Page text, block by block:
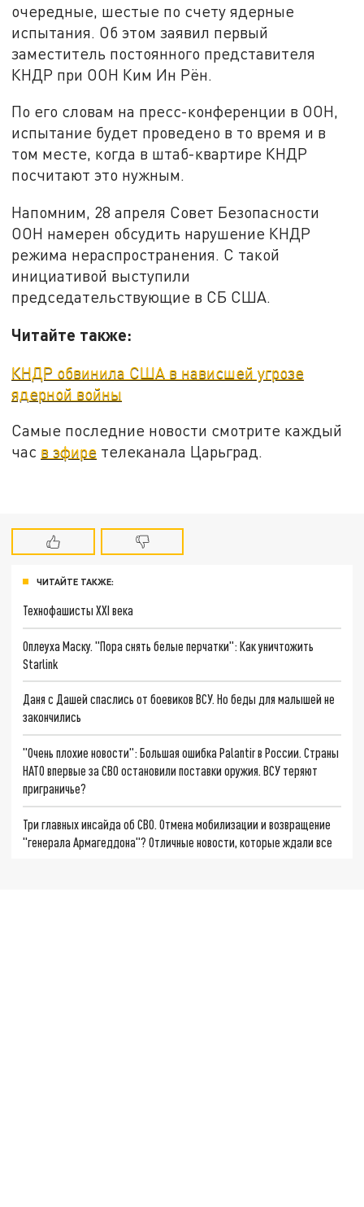
очередные, шестые по счету ядерные
испытания. Об этом заявил первый
заместитель постоянного представителя
КНДР при ООН Ким Ин Рён.
По его словам на пресс-конференции в ООН,
испытание будет проведено в то время и в
том месте, когда в штаб-квартире КНДР
посчитают это нужным.
Напомним, 28 апреля Совет Безопасности
ООН намерен обсудить нарушение КНДР
режима нераспространения. С такой
инициативой выступили
председательствующие в СБ США.
Читайте также:
КНДР обвинила США в нависшей угрозе
ядерной войны
Самые последние новости смотрите каждый
час в эфире телеканала Царьград.
ЧИТАЙТЕ ТАКЖЕ:
Технофашисты XXI века
Оплеуха Маску. "Пора снять белые перчатки": Как уничтожить
Starlink
Даня с Дашей спаслись от боевиков ВСУ. Но беды для малышей не
закончились
"Очень плохие новости": Большая ошибка Palantir в России. Страны
НАТО впервые за СВО остановили поставки оружия. ВСУ теряют
приграничье?
Три главных инсайда об СВО. Отмена мобилизации и возвращение
"генерала Армагеддона"? Отличные новости, которые ждали все